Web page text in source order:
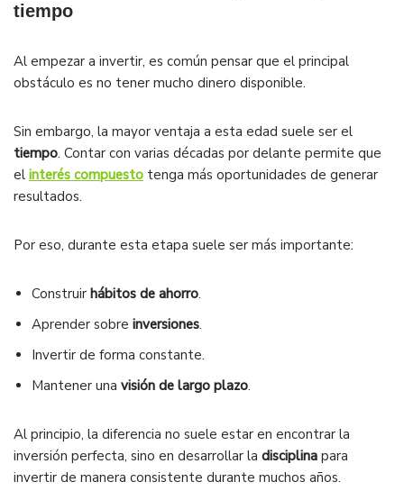
tiempo
Al empezar a invertir, es común pensar que el principal
obstáculo es no tener mucho dinero disponible.
Sin embargo, la mayor ventaja a esta edad suele ser el
tiempo. Contar con varias décadas por delante permite que
el interés compuesto tenga más oportunidades de generar
resultados.
Por eso, durante esta etapa suele ser más importante:
Construir hábitos de ahorro.
Aprender sobre inversiones.
Invertir de forma constante.
Mantener una visión de largo plazo.
Al principio, la diferencia no suele estar en encontrar la
inversión perfecta, sino en desarrollar la disciplina para
invertir de manera consistente durante muchos años.